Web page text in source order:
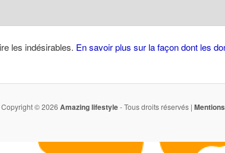
les indésirables. En savoir plus sur la façon dont les
Copyright © 2026 Amazing lifestyle- Tous droits réservés |